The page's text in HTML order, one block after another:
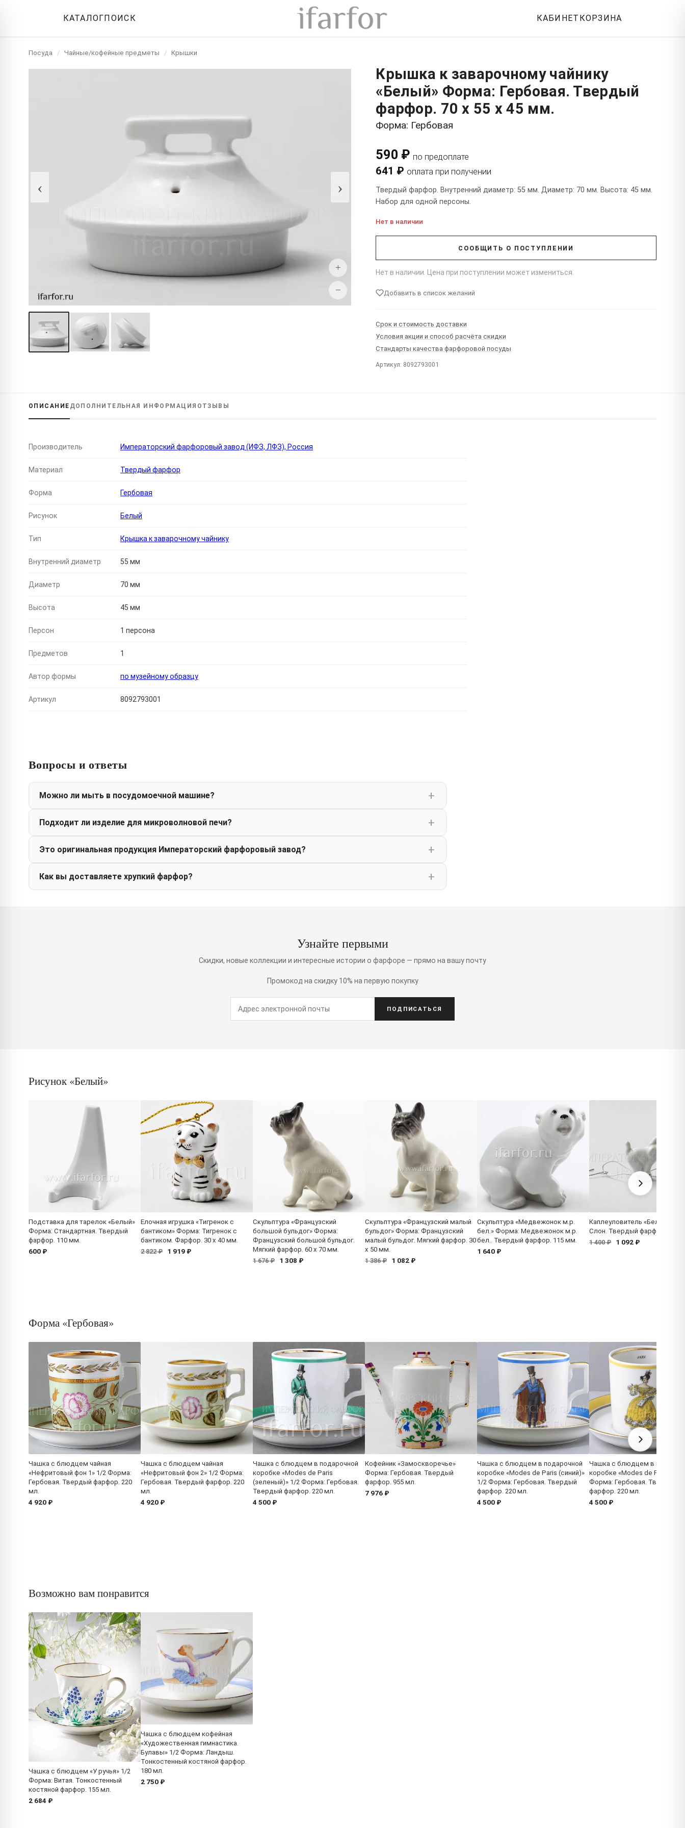
КАТАЛОГПОИСК КАБИНЕТ КОРЗИНА
Посуда / Чайные/кофейные предметы / Крышки
‹ ›
+
−
Крышка к заварочному чайнику
«Белый» Форма: Гербовая. Твердый
фарфор. 70 x 55 x 45 мм.
Форма: Гербовая
590 ₽ по предоплате
641 ₽ оплата при получении
Твердый фарфор. Внутренний диаметр: 55 мм. Диаметр: 70 мм. Высота: 45 мм.
Набор для одной персоны.
Нет в наличии
СООБЩИТЬ О ПОСТУПЛЕНИИ
Нет в наличии. Цена при поступлении может измениться.
Добавить в список желаний
Срок и стоимость доставки
Условия акции и способ расчёта скидки
Стандарты качества фарфоровой посуды
Артикул: 8092793001
ОПИСАНИЕ ДОПОЛНИТЕЛЬНАЯ ИНФОРМАЦИЯ ОТЗЫВЫ
Производитель Императорский фарфоровый завод (ИФЗ, ЛФЗ), Россия
Материал Твердый фарфор
Форма Гербовая
Рисунок Белый
Тип Крышка к заварочному чайнику
Внутренний диаметр 55 мм
Диаметр 70 мм
Высота 45 мм
Персон 1 персона
Предметов 1
Автор формы по музейному образцу
Артикул 8092793001
Вопросы и ответы
Можно ли мыть в посудомоечной машине?
Подходит ли изделие для микроволновой печи?
Это оригинальная продукция Императорский фарфоровый завод?
Как вы доставляете хрупкий фарфор?
Узнайте первыми
Скидки, новые коллекции и интересные истории о фарфоре — прямо на вашу почту
Промокод на скидку 10% на первую покупку
ПОДПИСАТЬСЯ
Рисунок «Белый»
Подставка для тарелок «Белый»
Форма: Стандартная. Твердый
фарфор. 110 мм.
600 ₽
Елочная игрушка «Тигренок с
бантиком» Форма: Тигренок с
бантиком. Фарфор. 30 x 40 мм.
2 822 ₽
1 919 ₽
Скульптура «Французский
большой бульдог» Форма:
Французский большой бульдог.
Мягкий фарфор. 60 x 70 мм.
1 676 ₽
1 308 ₽
Скульптура «Французский малый
бульдог» Форма: Французский
малый бульдог. Мягкий фарфор. 30
x 50 мм.
1 386 ₽
1 082 ₽
Скульптура «Медвежонок м.р.
бел.» Форма: Медвежонок м.р.
бел.. Твердый фарфор. 115 мм.
1 640 ₽
Каплеуловитель «Белый»
Слон. Твердый фарфор
1 400 ₽
1 092 ₽
Форма «Гербовая»
Чашка с блюдцем чайная
«Нефритовый фон 1» 1/2 Форма:
Гербовая. Твердый фарфор. 220
мл.
4 920 ₽
Чашка с блюдцем чайная
«Нефритовый фон 2» 1/2 Форма:
Гербовая. Твердый фарфор. 220
мл.
4 920 ₽
Чашка с блюдцем в подарочной
коробке «Modes de Paris
(зеленый)» 1/2 Форма: Гербовая.
Твердый фарфор. 220 мл.
4 500 ₽
Кофейник «Замоскворечье»
Форма: Гербовая. Твердый
фарфор. 955 мл.
7 976 ₽
Чашка с блюдцем в подарочной
коробке «Modes de Paris (синий)»
1/2 Форма: Гербовая. Твердый
фарфор. 220 мл.
4 500 ₽
Чашка с блюдцем в
коробке «Modes de Paris
Форма: Гербовая. Твердый
фарфор. 220 мл.
4 500 ₽
Возможно вам понравится
Чашка с блюдцем «У ручья» 1/2
Форма: Витая. Тонкостенный
костяной фарфор. 155 мл.
2 684 ₽
Чашка с блюдцем кофейная
«Художественная гимнастика.
Булавы» 1/2 Форма: Ландыш.
Тонкостенный костяной фарфор.
180 мл.
2 750 ₽